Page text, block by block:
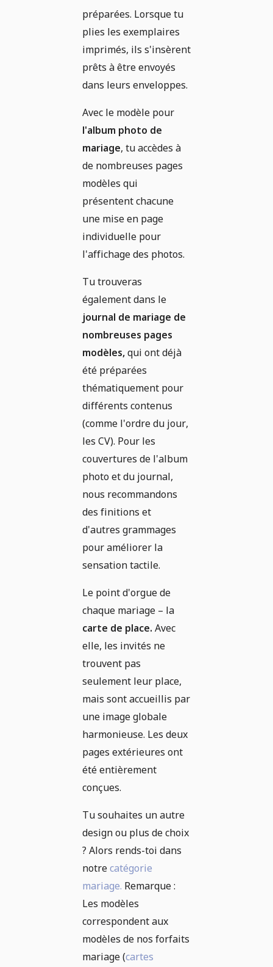
préparées. Lorsque tu
plies les exemplaires
imprimés, ils s'insèrent
prêts à être envoyés
dans leurs enveloppes.
Avec le modèle pour
l'album photo de
mariage, tu accèdes à
de nombreuses pages
modèles qui
présentent chacune
une mise en page
individuelle pour
l'affichage des photos.
Tu trouveras
également dans le
journal de mariage de
nombreuses pages
modèles,qui ont déjà
été préparées
thématiquement pour
différents contenus
(comme l'ordre du jour,
les CV). Pour les
couvertures de l'album
photo et du journal,
nous recommandons
des finitions et
d'autres grammages
pour améliorer la
sensation tactile.
Le point d'orgue de
chaque mariage – la
carte de place. Avec
elle, les invités ne
trouvent pas
seulement leur place,
mais sont accueillis par
une image globale
harmonieuse. Les deux
pages extérieures ont
été entièrement
conçues.
Tu souhaites un autre
design ou plus de choix
? Alors rends-toi dans
notrecatégorie
mariage. Remarque :
Les modèles
correspondent aux
modèles de nos forfaits
mariage (cartes